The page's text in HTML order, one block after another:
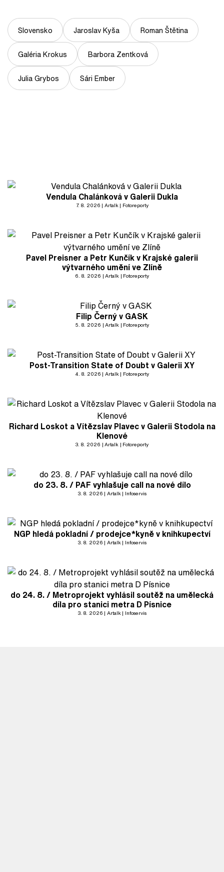
Slovensko Jaroslav Kyša Roman Štětina
Galéria Krokus Barbora Zentková
Julia Grybos Sári Ember
Vendula Chalánková v Galerii Dukla
7. 8. 2026 Artalk Fotoreporty
Pavel Preisner a Petr Kunčík v Krajské galerii
výtvarného umění ve Zlíně
6. 8. 2026 Artalk Fotoreporty
Filip Černý v GASK
5. 8. 2026 Artalk Fotoreporty
Post-Transition State of Doubt v Galerii XY
4. 8. 2026 Artalk Fotoreporty
Richard Loskot a Vítězslav Plavec v Galerii Stodola na
Klenové
3. 8. 2026 Artalk Fotoreporty
do 23. 8. / PAF vyhlašuje call na nové dílo
3. 8. 2026 Artalk Infoservis
NGP hledá pokladní / prodejce*kyně v knihkupectví
3. 8. 2026 Artalk Infoservis
do 24. 8. / Metroprojekt vyhlásil soutěž na umělecká
díla pro stanici metra D Písnice
3. 8. 2026 Artalk Infoservis